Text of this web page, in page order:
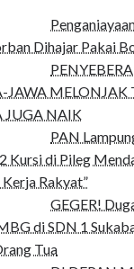
Dihajar Pakai
JAWA MELONJAK
JUGA NAIK
PAN
Kursi di Pileg
Kerja Rakyat”
GEGER!
di SDN 1
Tua